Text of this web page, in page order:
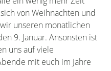
von Weihnachten und
unseren monatlichen
9. Januar. Ansonsten ist
uns auf viele
mit euch im Jahre